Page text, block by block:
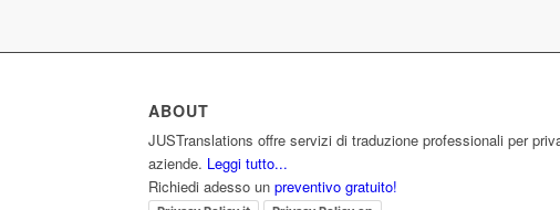
ABOUT
JUSTranslations offre servizi di traduzione professionali per
aziende. Leggi tutto...
Richiedi adesso unpreventivo gratuito!